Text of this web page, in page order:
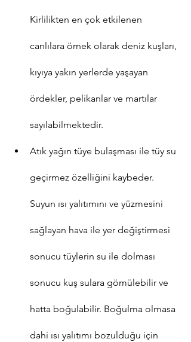
Kirlilikten en çok etkilenen
canlılara örnek olarak deniz kuşları,
kıyıya yakın yerlerde yaşayan
ördekler, pelikanlar ve martılar
sayılabilmektedir.
Atık yağın tüye bulaşması ile tüy su
geçirmez özelliğini kaybeder.
Suyun ısı yalıtımını ve yüzmesini
sağlayan hava ile yer değiştirmesi
sonucu tüylerin su ile dolması
sonucu kuş sulara gömülebilir ve
hatta boğulabilir. Boğulma olmasa
dahi ısı yalıtımı bozulduğu için